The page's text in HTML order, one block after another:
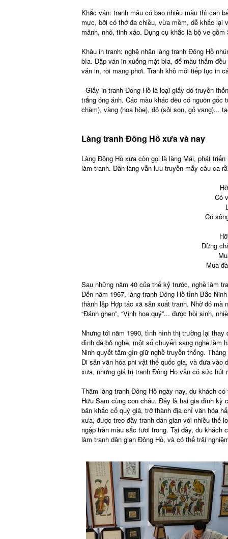
Khắc ván: tranh mẫu có bao nhiêu màu thì cần
mực, bởi có thớ đa chiều, vừa mềm, dễ khắc lại
mảnh, nhỏ, tinh xảo. Dụng cụ khắc là bộ ve
Khâu in tranh: nghệ nhân làng tranh Đông Hồ
bìa. Dập ván in xuống mặt bìa, để màu thấm
ván in, rồi mang phơi. Tranh khô mới tiếp tục in
- Giấy in tranh Đông Hồ là loại giấy dó truyền
trắng óng ánh. Các màu khác đều có nguồn
chàm), vàng (hoa hòe), đỏ (sỏi son, gỗ vang)...
Làng tranh Đông Hồ xưa và nay
Làng Đông Hồ xưa còn gọi là làng Mái, phát
làm tranh. Dân làng vẫn lưu truyền mấy câu ca
Có
Có
Dừng
Mua
Sau những năm 40 của thế kỷ trước, nghề làm
Đến năm 1967, làng tranh Đông Hồ tỉnh Bắc
thành lập Hợp tác xã sản xuất tranh. Nhờ đó mà
“Đánh ghen”, “Vịnh hoa quý”... được hồi sinh,
Nhưng tới năm 1990, tình hình thị trường lại
đình đã bỏ nghề, một số chuyển sang nghề làm
Ninh quyết tâm gìn giữ nghề truyền thống.
Di sản văn hóa phi vật thể quốc gia, và đưa vào
xưa, nhưng giá trị tranh Đông Hồ vẫn có sức hút
Thăm làng tranh Đông Hồ ngày nay, du khách
Hữu Sam cùng con cháu. Đây là hai gia đình kỳ
bản khắc cổ quý giá, trở thành địa chỉ văn hóa
xưa, được treo đầy tranh dân gian với nhiều thể
ngập tràn màu sắc tươi trong. Tại đây, du
làm tranh dân gian Đông Hồ, và có thể trải